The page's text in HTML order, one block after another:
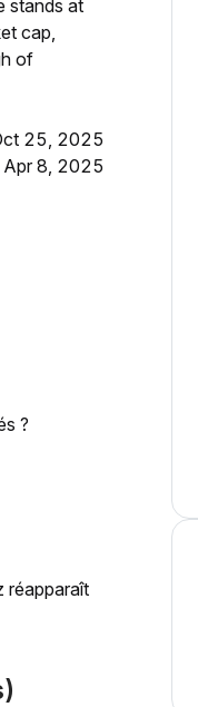
stands at
cap,
of
25, 2025
8, 2025
?
réapparaît